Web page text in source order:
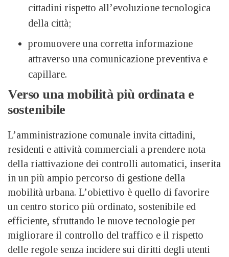
cittadini rispetto all’evoluzione tecnologica
della città;
promuovere una corretta informazione
attraverso una comunicazione preventiva e
capillare.
Verso una mobilità più ordinata e
sostenibile
L’amministrazione comunale invita cittadini,
residenti e attività commerciali a prendere nota
della riattivazione dei controlli automatici, inserita
in un più ampio percorso di gestione della
mobilità urbana. L’obiettivo è quello di favorire
un centro storico più ordinato, sostenibile ed
efficiente, sfruttando le nuove tecnologie per
migliorare il controllo del traffico e il rispetto
delle regole senza incidere sui diritti degli utenti